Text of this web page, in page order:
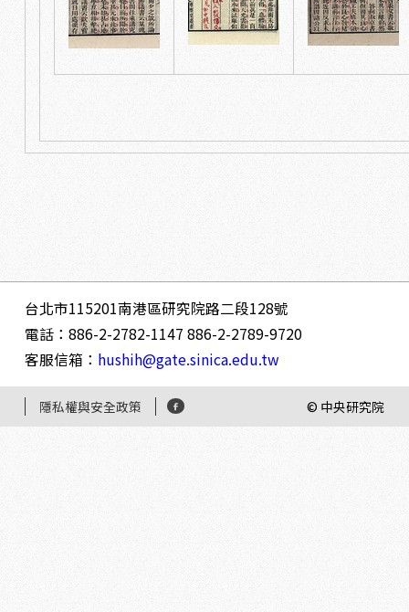
台北市115201南港區研究院路二段128號
電話：886-2-2782-1147 886-2-2789-9720
客服信箱： hushih@gate.sinica.edu.tw
隱私權與安全政策 © 中央研究院